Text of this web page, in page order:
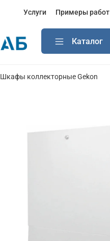
Услуги Примеры работ
Каталог
Шкафы коллекторные Gekon